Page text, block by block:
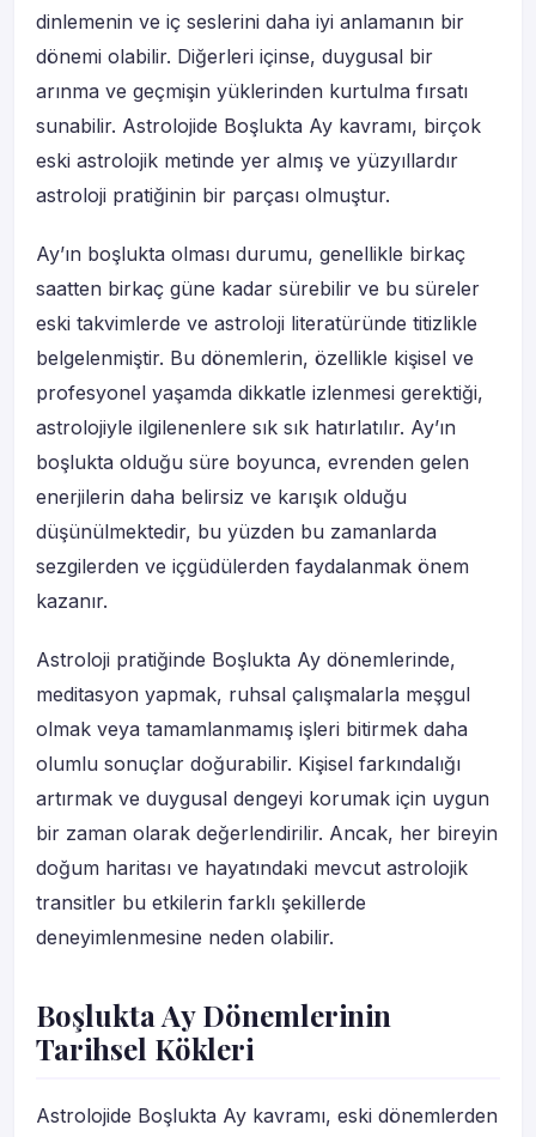
dinlemenin ve iç seslerini daha iyi anlamanın bir
dönemi olabilir. Diğerleri içinse, duygusal bir
arınma ve geçmişin yüklerinden kurtulma fırsatı
sunabilir. Astrolojide Boşlukta Ay kavramı, birçok
eski astrolojik metinde yer almış ve yüzyıllardır
astroloji pratiğinin bir parçası olmuştur.
Ay’ın boşlukta olması durumu, genellikle birkaç
saatten birkaç güne kadar sürebilir ve bu süreler
eski takvimlerde ve astroloji literatüründe titizlikle
belgelenmiştir. Bu dönemlerin, özellikle kişisel ve
profesyonel yaşamda dikkatle izlenmesi gerektiği,
astrolojiyle ilgilenenlere sık sık hatırlatılır. Ay’ın
boşlukta olduğu süre boyunca, evrenden gelen
enerjilerin daha belirsiz ve karışık olduğu
düşünülmektedir, bu yüzden bu zamanlarda
sezgilerden ve içgüdülerden faydalanmak önem
kazanır.
Astroloji pratiğinde Boşlukta Ay dönemlerinde,
meditasyon yapmak, ruhsal çalışmalarla meşgul
olmak veya tamamlanmamış işleri bitirmek daha
olumlu sonuçlar doğurabilir. Kişisel farkındalığı
artırmak ve duygusal dengeyi korumak için uygun
bir zaman olarak değerlendirilir. Ancak, her bireyin
doğum haritası ve hayatındaki mevcut astrolojik
transitler bu etkilerin farklı şekillerde
deneyimlenmesine neden olabilir.
Boşlukta Ay Dönemlerinin
Tarihsel Kökleri
Astrolojide Boşlukta Ay kavramı, eski dönemlerden